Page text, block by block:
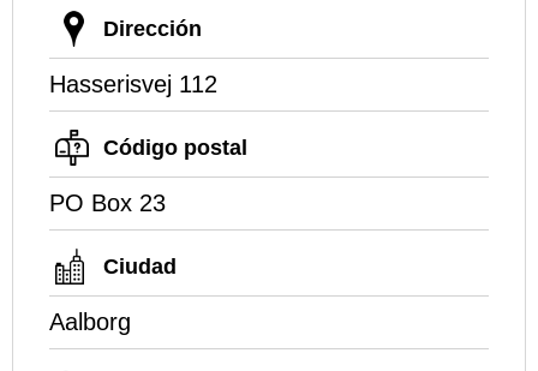
Dirección
Hasserisvej 112
Código postal
PO Box 23
Ciudad
Aalborg